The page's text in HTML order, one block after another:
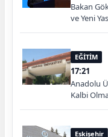
Bakan
ve Yeni
EĞİTİM
17:21
Anadolu
Kalbi
Eskişehir